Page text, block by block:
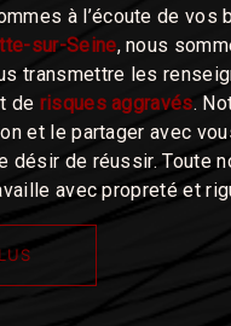
à l’écoute de vos
sur-Seine, nous
transmettre les
de risques aggravés.
et le partager avec
désir de réussir. Toute
avec propreté et